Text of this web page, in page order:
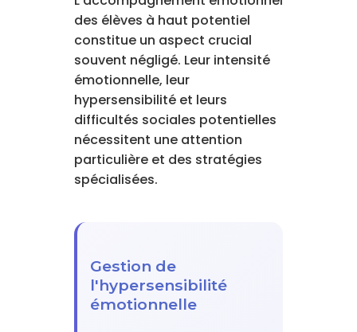
des élèves à haut potentiel
constitue un aspect crucial
souvent négligé. Leur intensité
émotionnelle, leur
hypersensibilité et leurs
difficultés sociales potentielles
nécessitent une attention
particulière et des stratégies
spécialisées.
Gestion de
l'hypersensibilité
émotionnelle